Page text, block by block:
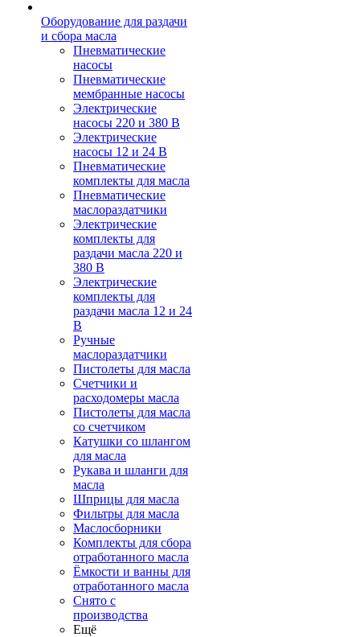
Оборудование для раздачи
и сбора масла
Пневматические
насосы
Пневматические
мембранные насосы
Электрические
насосы 220 и 380 В
Электрические
насосы 12 и 24 В
Пневматические
комплекты для масла
Пневматические
маслораздатчики
Электрические
комплекты для
раздачи масла 220 и
380 В
Электрические
комплекты для
раздачи масла 12 и 24
В
Ручные
маслораздатчики
Пистолеты для масла
Счетчики и
расходомеры масла
Пистолеты для масла
со счетчиком
Катушки со шлангом
для масла
Рукава и шланги для
масла
Шприцы для масла
Фильтры для масла
Маслосборники
Комплекты для сбора
отработанного масла
Ёмкости и ванны для
отработанного масла
Снято с
производства
Ещё